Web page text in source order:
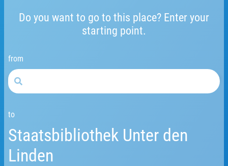
Do you want to go to this place? Enter your
starting point.
from
to
Staatsbibliothek Unter den
Linden